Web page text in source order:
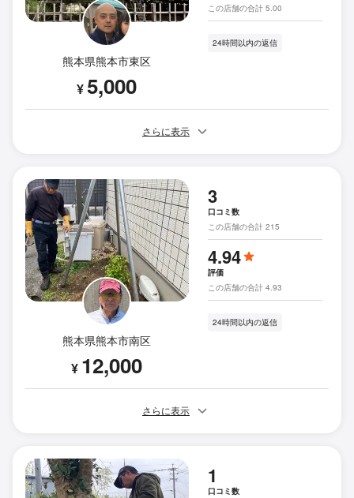
熊本県熊本市東区
¥5,000
この店舗の合計 5.00
24時間以内の返信
さらに表示
熊本県熊本市南区
¥ 12,000
3
口コミ数
この店舗の合計 215
4.94
評価
この店舗の合計 4.93
24時間以内の返信
さらに表示
1
口コミ数